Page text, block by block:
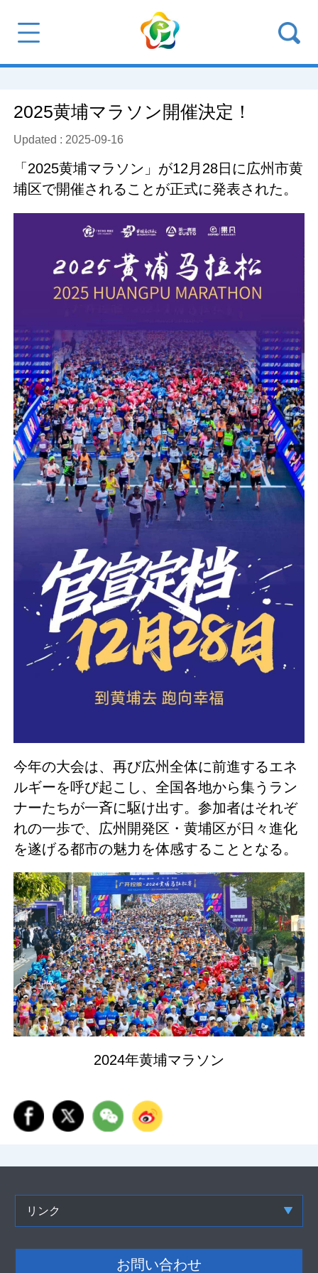
2025黄埔マラソン開催決定！
Updated : 2025-09-16
「2025黄埔マラソン」が12月28日に広州市黄
埔区で開催されることが正式に発表された。
今年の大会は、再び広州全体に前進するエネ
ルギーを呼び起こし、全国各地から集うラン
ナーたちが一斉に駆け出す。参加者はそれぞ
れの一歩で、広州開発区・黄埔区が日々進化
を遂げる都市の魅力を体感することとなる。
2024年黄埔マラソン
リンク
お問い合わせ